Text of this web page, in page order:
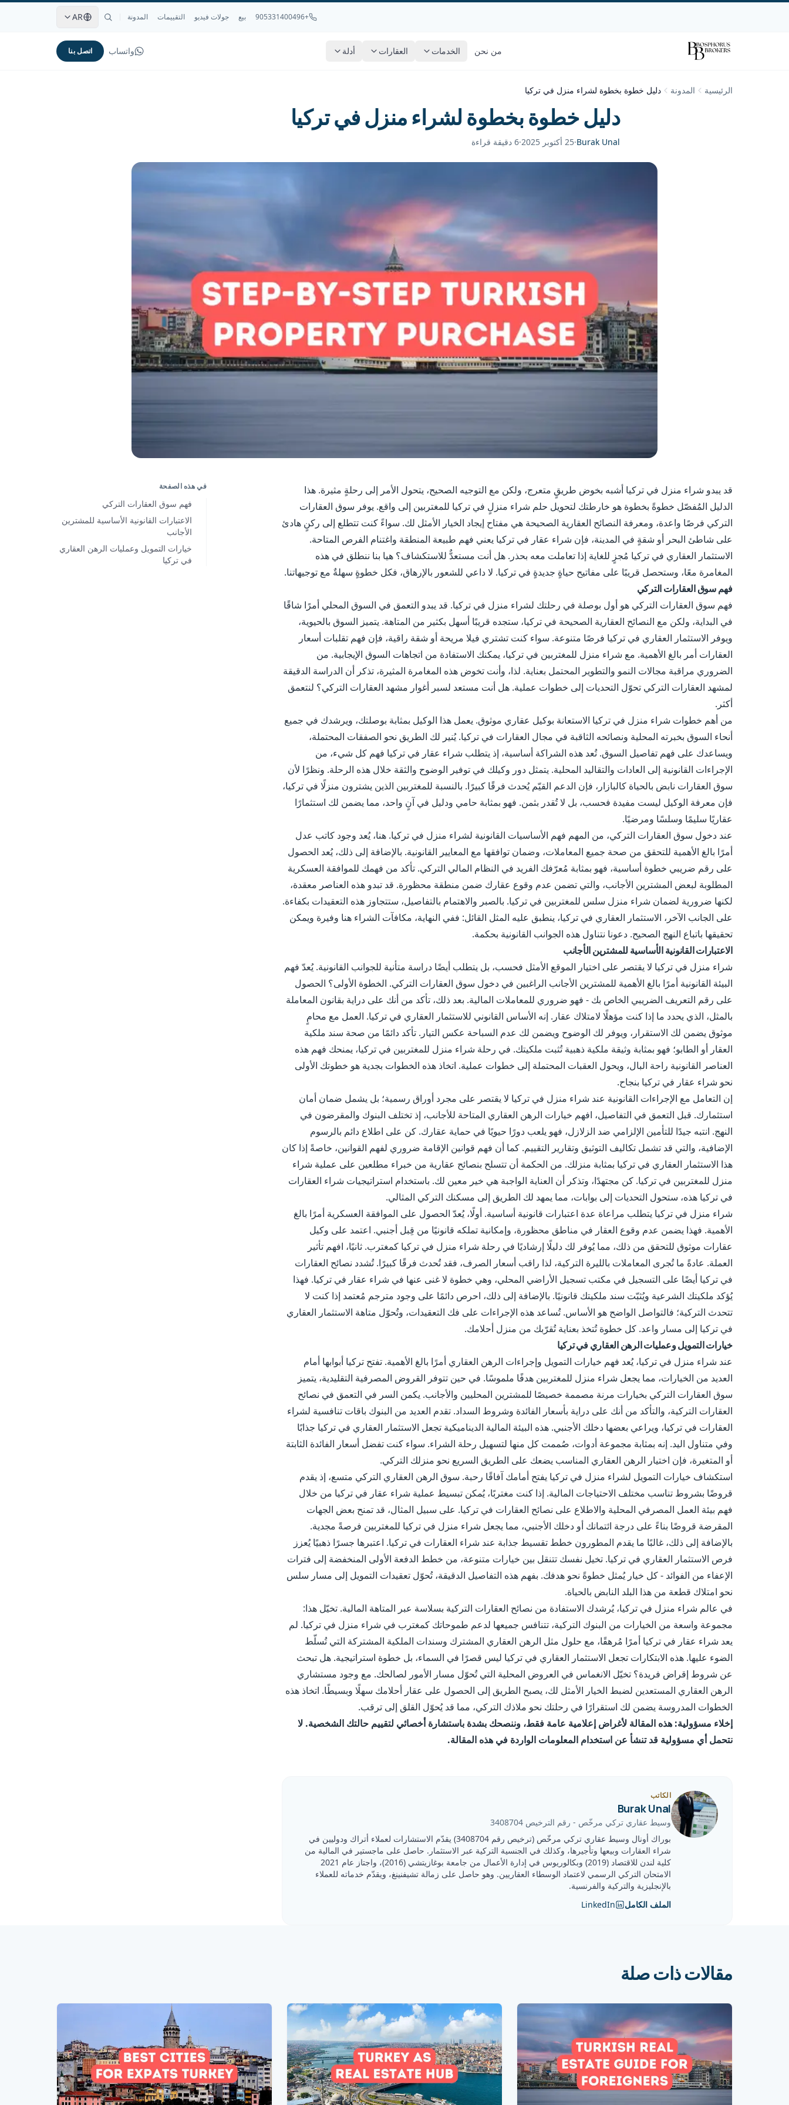
+905331400496 بيع جولات فيديو التقييمات المدونة AR
من نحن الخدمات العقارات أدلة واتساب اتصل بنا
الرئيسية المدونة دليل خطوة بخطوة لشراء منزل في تركيا
دليل خطوة بخطوة لشراء منزل في تركيا
Burak Unal
·25 أكتوبر 2025 ·
6 دقيقة قراءة
قد يبدو شراء منزل في تركيا أشبه بخوض طريقٍ متعرج، ولكن مع التوجيه الصحيح، يتحول الأمر إلى رحلةٍ مثيرة. هذا
الدليل المُفصّل خطوةً بخطوة هو خارطتك لتحويل حلم شراء منزلٍ في تركيا للمغتربين إلى واقع. يوفر سوق العقارات
التركي فرصًا واعدة، ومعرفة النصائح العقارية الصحيحة هي مفتاح إيجاد الخيار الأمثل لك. سواءً كنت تتطلع إلى ركنٍ هادئ
على شاطئ البحر أو شقةٍ في المدينة، فإن شراء عقار في تركيا يعني فهم طبيعة المنطقة واغتنام الفرص المتاحة.
الاستثمار العقاري في تركيا مُجزٍ للغاية إذا تعاملت معه بحذر. هل أنت مستعدٌّ للاستكشاف؟ هيا بنا ننطلق في هذه
المغامرة معًا، وستحصل قريبًا على مفاتيح حياةٍ جديدةٍ في تركيا. لا داعي للشعور بالإرهاق، فكل خطوةٍ سهلةٌ مع توجيهاتنا.
فهم سوق العقارات التركي
فهم سوق العقارات التركي هو أول بوصلة في رحلتك لشراء منزل في تركيا. قد يبدو التعمق في السوق المحلي أمرًا شاقًا
في البداية، ولكن مع النصائح العقارية الصحيحة في تركيا، ستجده قريبًا أسهل بكثير من المتاهة. يتميز السوق بالحيوية،
ويوفر الاستثمار العقاري في تركيا فرصًا متنوعة. سواء كنت تشتري فيلا مريحة أو شقة راقية، فإن فهم تقلبات أسعار
العقارات أمر بالغ الأهمية. مع شراء منزل للمغتربين في تركيا، يمكنك الاستفادة من اتجاهات السوق الإيجابية. من
الضروري مراقبة مجالات النمو والتطوير المحتمل بعناية. لذا، وأنت تخوض هذه المغامرة المثيرة، تذكر أن الدراسة الدقيقة
لمشهد العقارات التركي تحوّل التحديات إلى خطوات عملية. هل أنت مستعد لسبر أغوار مشهد العقارات التركي؟ لنتعمق
أكثر.
من أهم خطوات شراء منزل في تركيا الاستعانة بوكيل عقاري موثوق. يعمل هذا الوكيل بمثابة بوصلتك، ويرشدك في جميع
أنحاء السوق بخبرته المحلية ونصائحه الثاقبة في مجال العقارات في تركيا. يُنير لك الطريق نحو الصفقات المحتملة،
ويساعدك على فهم تفاصيل السوق. تُعد هذه الشراكة أساسية، إذ يتطلب شراء عقار في تركيا فهم كل شيء، من
الإجراءات القانونية إلى العادات والتقاليد المحلية. يتمثل دور وكيلك في توفير الوضوح والثقة خلال هذه الرحلة. ونظرًا لأن
سوق العقارات نابض بالحياة كالبازار، فإن الدعم القيّم يُحدث فرقًا كبيرًا. بالنسبة للمغتربين الذين يشترون منزلًا في تركيا،
فإن معرفة الوكيل ليست مفيدة فحسب، بل لا تُقدر بثمن. فهو بمثابة حامي ودليل في آنٍ واحد، مما يضمن لك استثمارًا
عقاريًا سليمًا وسلسًا ومرضيًا.
عند دخول سوق العقارات التركي، من المهم فهم الأساسيات القانونية لشراء منزل في تركيا. هنا، يُعد وجود كاتب عدل
أمرًا بالغ الأهمية للتحقق من صحة جميع المعاملات، وضمان توافقها مع المعايير القانونية. بالإضافة إلى ذلك، يُعد الحصول
على رقم ضريبي خطوة أساسية، فهو بمثابة مُعرّفك الفريد في النظام المالي التركي. تأكد من فهمك للموافقة العسكرية
المطلوبة لبعض المشترين الأجانب، والتي تضمن عدم وقوع عقارك ضمن منطقة محظورة. قد تبدو هذه العناصر معقدة،
لكنها ضرورية لضمان شراء منزل سلس للمغتربين في تركيا. بالصبر والاهتمام بالتفاصيل، ستتجاوز هذه التعقيدات بكفاءة.
على الجانب الآخر، الاستثمار العقاري في تركيا، ينطبق عليه المثل القائل: ففي النهاية، مكافآت الشراء هنا وفيرة ويمكن
تحقيقها باتباع النهج الصحيح. دعونا نتناول هذه الجوانب القانونية بحكمة.
الاعتبارات القانونية الأساسية للمشترين الأجانب
شراء منزل في تركيا لا يقتصر على اختيار الموقع الأمثل فحسب، بل يتطلب أيضًا دراسة متأنية للجوانب القانونية. يُعدّ فهم
البيئة القانونية أمرًا بالغ الأهمية للمشترين الأجانب الراغبين في دخول سوق العقارات التركي. الخطوة الأولى؟ الحصول
على رقم التعريف الضريبي الخاص بك - فهو ضروري للمعاملات المالية. بعد ذلك، تأكد من أنك على دراية بقانون المعاملة
بالمثل، الذي يحدد ما إذا كنت مؤهلًا لامتلاك عقار. إنه الأساس القانوني للاستثمار العقاري في تركيا. العمل مع محامٍ
موثوق يضمن لك الاستقرار، ويوفر لك الوضوح ويضمن لك عدم السباحة عكس التيار. تأكد دائمًا من صحة سند ملكية
العقار أو الطابو؛ فهو بمثابة وثيقة ملكية ذهبية تُثبت ملكيتك. في رحلة شراء منزل للمغتربين في تركيا، يمنحك فهم هذه
العناصر القانونية راحة البال، ويحول العقبات المحتملة إلى خطوات عملية. اتخاذ هذه الخطوات بجدية هو خطوتك الأولى
نحو شراء عقار في تركيا بنجاح.
إن التعامل مع الإجراءات القانونية عند شراء منزل في تركيا لا يقتصر على مجرد أوراق رسمية؛ بل يشمل ضمان أمان
استثمارك. قبل التعمق في التفاصيل، افهم خيارات الرهن العقاري المتاحة للأجانب، إذ تختلف البنوك والمقرضون في
النهج. انتبه جيدًا للتأمين الإلزامي ضد الزلازل، فهو يلعب دورًا حيويًا في حماية عقارك. كن على اطلاع دائم بالرسوم
الإضافية، والتي قد تشمل تكاليف التوثيق وتقارير التقييم. كما أن فهم قوانين الإقامة ضروري لفهم القوانين، خاصةً إذا كان
هذا الاستثمار العقاري في تركيا بمثابة منزلك. من الحكمة أن تتسلح بنصائح عقارية من خبراء مطلعين على عملية شراء
منزل للمغتربين في تركيا. كن مجتهدًا، وتذكر أن العناية الواجبة هي خير معين لك. باستخدام استراتيجيات شراء العقارات
في تركيا هذه، ستحول التحديات إلى بوابات، مما يمهد لك الطريق إلى مسكنك التركي المثالي.
شراء منزل في تركيا يتطلب مراعاة عدة اعتبارات قانونية أساسية. أولًا، يُعدّ الحصول على الموافقة العسكرية أمرًا بالغ
الأهمية. فهذا يضمن عدم وقوع العقار في مناطق محظورة، وإمكانية تملكه قانونيًا من قِبل أجنبي. اعتمد على وكيل
عقارات موثوق للتحقق من ذلك، مما يُوفر لك دليلًا إرشاديًا في رحلة شراء منزل في تركيا كمغترب. ثانيًا، افهم تأثير
العملة. عادةً ما تُجرى المعاملات بالليرة التركية، لذا راقب أسعار الصرف، فقد تُحدث فرقًا كبيرًا. تُشدد نصائح العقارات
في تركيا أيضًا على التسجيل في مكتب تسجيل الأراضي المحلي، وهي خطوة لا غنى عنها في شراء عقار في تركيا. فهذا
يُؤكد ملكيتك الشرعية ويُثبّت سند ملكيتك قانونيًا. بالإضافة إلى ذلك، احرص دائمًا على وجود مترجم مُعتمد إذا كنت لا
تتحدث التركية؛ فالتواصل الواضح هو الأساس. تُساعد هذه الإجراءات على فك التعقيدات، وتُحوّل متاهة الاستثمار العقاري
في تركيا إلى مسار واعد. كل خطوة تُتخذ بعناية تُقرّبك من منزل أحلامك.
خيارات التمويل وعمليات الرهن العقاري في تركيا
عند شراء منزل في تركيا، يُعد فهم خيارات التمويل وإجراءات الرهن العقاري أمرًا بالغ الأهمية. تفتح تركيا أبوابها أمام
العديد من الخيارات، مما يجعل شراء منزل للمغتربين هدفًا ملموسًا. في حين تتوفر القروض المصرفية التقليدية، يتميز
سوق العقارات التركي بخيارات مرنة مصممة خصيصًا للمشترين المحليين والأجانب. يكمن السر في التعمق في نصائح
العقارات التركية، والتأكد من أنك على دراية بأسعار الفائدة وشروط السداد. تقدم العديد من البنوك باقات تنافسية لشراء
العقارات في تركيا، ويراعي بعضها دخلك الأجنبي. هذه البيئة المالية الديناميكية تجعل الاستثمار العقاري في تركيا جذابًا
وفي متناول اليد. إنه بمثابة مجموعة أدوات، صُممت كل منها لتسهيل رحلة الشراء. سواء كنت تفضل أسعار الفائدة الثابتة
أو المتغيرة، فإن اختيار الرهن العقاري المناسب يضعك على الطريق السريع نحو منزلك التركي.
استكشاف خيارات التمويل لشراء منزل في تركيا يفتح أمامك آفاقًا رحبة. سوق الرهن العقاري التركي متسع، إذ يقدم
قروضًا بشروط تناسب مختلف الاحتياجات المالية. إذا كنت مغتربًا، يُمكن تبسيط عملية شراء عقار في تركيا من خلال
فهم بيئة العمل المصرفي المحلية والاطلاع على نصائح العقارات في تركيا. على سبيل المثال، قد تمنح بعض الجهات
المقرضة قروضًا بناءً على درجة ائتمانك أو دخلك الأجنبي، مما يجعل شراء منزل في تركيا للمغتربين فرصةً مجدية.
بالإضافة إلى ذلك، غالبًا ما يقدم المطورون خطط تقسيط جذابة عند شراء العقارات في تركيا. اعتبرها جسرًا ذهبيًا يُعزز
فرص الاستثمار العقاري في تركيا. تخيل نفسك تتنقل بين خيارات متنوعة، من خطط الدفعة الأولى المنخفضة إلى فترات
الإعفاء من الفوائد - كل خيار يُمثل خطوةً نحو هدفك. بفهم هذه التفاصيل الدقيقة، تُحوّل تعقيدات التمويل إلى مسار سلس
نحو امتلاك قطعة من هذا البلد النابض بالحياة.
في عالم شراء منزل في تركيا، يُرشدك الاستفادة من نصائح العقارات التركية بسلاسة عبر المتاهة المالية. تخيّل هذا:
مجموعة واسعة من الخيارات من البنوك التركية، تتنافس جميعها لدعم طموحاتك كمغترب في شراء منزل في تركيا. لم
يعد شراء عقار في تركيا أمرًا مُرهقًا، مع حلول مثل الرهن العقاري المشترك وسندات الملكية المشتركة التي تُسلّط
الضوء عليها. هذه الابتكارات تجعل الاستثمار العقاري في تركيا ليس قصرًا في السماء، بل خطوة استراتيجية. هل تبحث
عن شروط إقراض فريدة؟ تخيّل الانغماس في العروض المحلية التي تُحوّل مسار الأمور لصالحك. مع وجود مستشاري
الرهن العقاري المستعدين لضبط الخيار الأمثل لك، يصبح الطريق إلى الحصول على عقار أحلامك سهلًا وبسيطًا. اتخاذ هذه
الخطوات المدروسة يضمن لك استقرارًا في رحلتك نحو ملاذك التركي، مما قد يُحوّل القلق إلى ترقب.
إخلاء مسؤولية: هذه المقالة لأغراض إعلامية عامة فقط، وننصحك بشدة باستشارة أخصائي لتقييم حالتك الشخصية. لا
نتحمل أي مسؤولية قد تنشأ عن استخدام المعلومات الواردة في هذه المقالة.
الكاتب
Burak Unal
وسيط عقاري تركي مرخّص - رقم الترخيص 3408704
بوراك أونال وسيط عقاري تركي مرخّص (ترخيص رقم 3408704) يقدّم الاستشارات لعملاء أتراك ودوليين في
شراء العقارات وبيعها وتأجيرها، وكذلك في الجنسية التركية عبر الاستثمار. حاصل على ماجستير في المالية من
كلية لندن للاقتصاد (2019) وبكالوريوس في إدارة الأعمال من جامعة بوغازيتشي (2016)، واجتاز عام 2021
الامتحان التركي الرسمي لاعتماد الوسطاء العقاريين. وهو حاصل على زمالة تشيفنينغ، ويقدّم خدماته للعملاء
بالإنجليزية والتركية والفرنسية.
الملف الكامل
LinkedIn
في هذه الصفحة
فهم سوق العقارات التركي
الاعتبارات القانونية الأساسية للمشترين
الأجانب
خيارات التمويل وعمليات الرهن العقاري
في تركيا
مقالات ذات صلة